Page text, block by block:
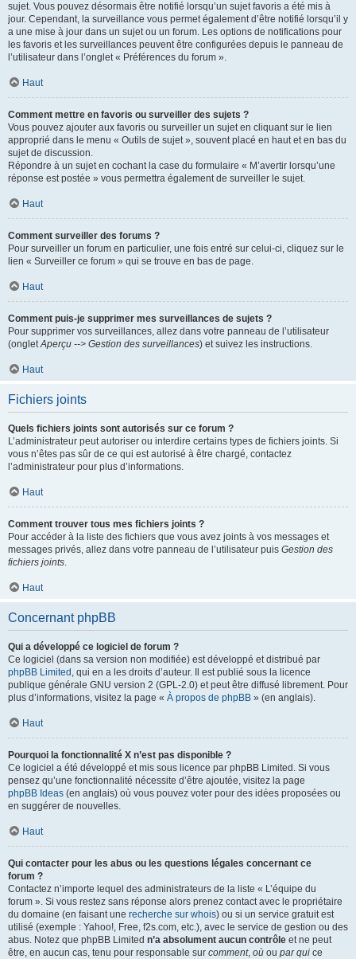
sujet. Vous pouvez désormais être notifié lorsqu’un sujet favoris a été mis à
jour. Cependant, la surveillance vous permet également d’être notifié lorsqu’il y
a une mise à jour dans un sujet ou un forum. Les options de notifications pour
les favoris et les surveillances peuvent être configurées depuis le panneau de
l’utilisateur dans l’onglet « Préférences du forum ».
Haut
Comment mettre en favoris ou surveiller des sujets ?
Vous pouvez ajouter aux favoris ou surveiller un sujet en cliquant sur le lien
approprié dans le menu « Outils de sujet », souvent placé en haut et en bas du
sujet de discussion.
Répondre à un sujet en cochant la case du formulaire « M’avertir lorsqu’une
réponse est postée » vous permettra également de surveiller le sujet.
Haut
Comment surveiller des forums ?
Pour surveiller un forum en particulier, une fois entré sur celui-ci, cliquez sur le
lien « Surveiller ce forum » qui se trouve en bas de page.
Haut
Comment puis-je supprimer mes surveillances de sujets ?
Pour supprimer vos surveillances, allez dans votre panneau de l’utilisateur
(ongletAperçu --> Gestion des surveillances) et suivez les instructions.
Haut
Fichiers joints
Quels fichiers joints sont autorisés sur ce forum ?
L’administrateur peut autoriser ou interdire certains types de fichiers joints. Si
vous n’êtes pas sûr de ce qui est autorisé à être chargé, contactez
l’administrateur pour plus d’informations.
Haut
Comment trouver tous mes fichiers joints ?
Pour accéder à la liste des fichiers que vous avez joints à vos messages et
messages privés, allez dans votre panneau de l’utilisateur puis Gestion des
fichiers joints.
Haut
Concernant phpBB
Qui a développé ce logiciel de forum ?
Ce logiciel (dans sa version non modifiée) est développé et distribué par
phpBB Limited , qui en a les droits d’auteur. Il est publié sous la licence
publique générale GNU version 2 (GPL-2.0) et peut être diffusé librement. Pour
plus d’informations, visitez la page « À propos de phpBB » (en anglais).
Haut
Pourquoi la fonctionnalité X n’est pas disponible ?
Ce logiciel a été développé et mis sous licence par phpBB Limited. Si vous
pensez qu’une fonctionnalité nécessite d’être ajoutée, visitez la page
phpBB Ideas (en anglais) où vous pouvez voter pour des idées proposées ou
en suggérer de nouvelles.
Haut
Qui contacter pour les abus ou les questions légales concernant ce
forum ?
Contactez n’importe lequel des administrateurs de la liste « L’équipe du
forum ». Si vous restez sans réponse alors prenez contact avec le propriétaire
du domaine (en faisant une recherche sur whois) ou si un service gratuit est
utilisé (exemple : Yahoo!, Free, f2s.com, etc.), avec le service de gestion ou des
abus. Notez que phpBB Limited n’a absolument aucun contrôle et ne peut
être, en aucun cas, tenu pour responsable sur comment, où ou par qui ce